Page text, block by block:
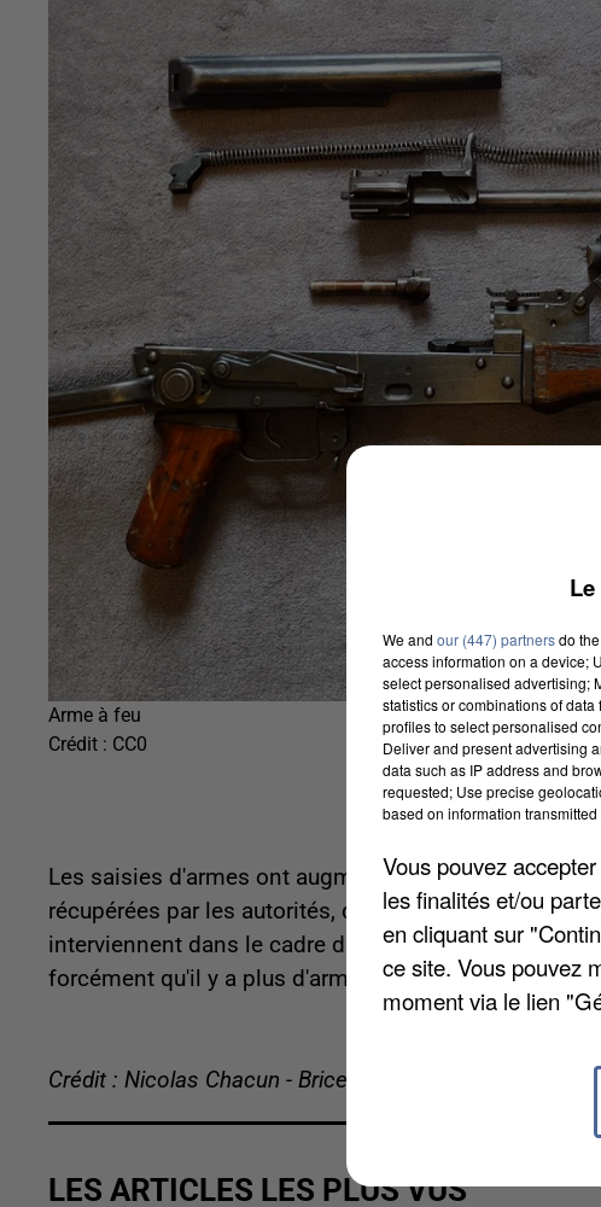
Arme à feu
Crédit : CC0
Les saisies d'armes ont augmenté de 9,5% l'année
récupérées par les autorités, dont près de 300
interviennent dans le cadre d'enquêtes sur le trafic
forcément qu'il y a plus d'armes dans le pays mais
Crédit : Nicolas Chacun - Brice Charrier
LES ARTICLES LES PLUS VUS
We and our (447) partnersdo
access information on a device;
select personalised advertising;
statistics or combinations of
profiles to select personalised
Deliver and present advertising
data such as IP address and
requested; Use precise
based on information transmitted
Vous pouvez
les finalités et/ou
en cliquant sur
ce site. Vous pouvez
moment via le lien